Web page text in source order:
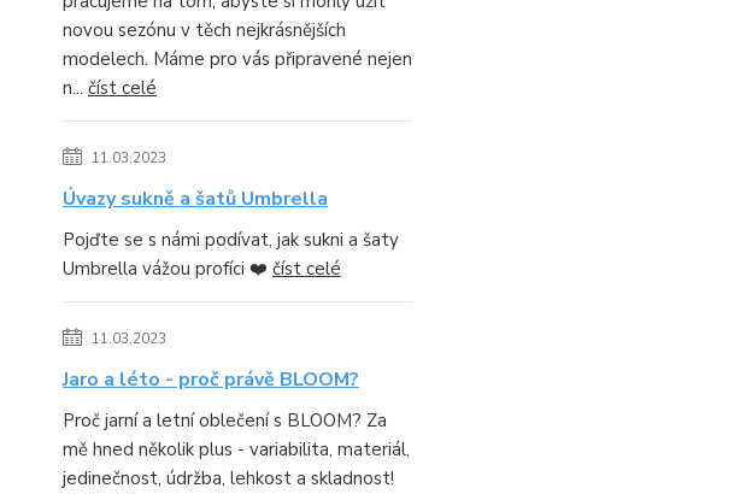
novou sezónu v těch nejkrásnějších
modelech. Máme pro vás připravené nejen
n... číst celé
11.03.2023
Úvazy sukně a šatů Umbrella
Pojďte se s námi podívat, jak sukni a šaty
Umbrella vážou profíci ❤️ číst celé
11.03.2023
Jaro a léto - proč právě BLOOM?
Proč jarní a letní oblečení s BLOOM? Za
mě hned několik plus - variabilita, materiál,
jedinečnost, údržba, lehkost a skladnost!